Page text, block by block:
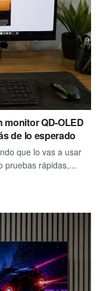
monitor QD-OLED
de lo esperado
que lo vas a usar
pruebas rápidas,...